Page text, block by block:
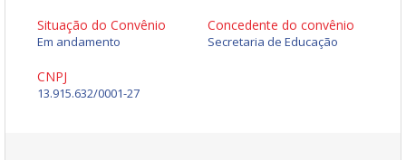
Situação do Convênio
Em andamento
Concedente do convênio
Secretaria de Educação
CNPJ
13.915.632/0001-27